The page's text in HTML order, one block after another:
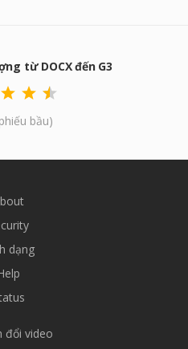
từ DOCX đến G3
bầu)
dạng
đổi video